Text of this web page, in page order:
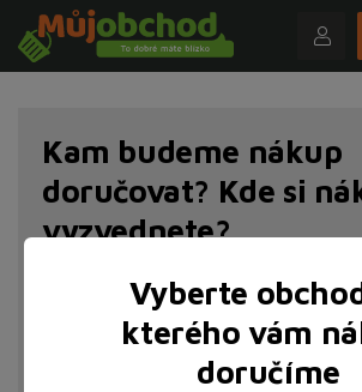
Kam budeme nákup
doručovat? Kde si
vyzvednete?
Vyberte
kterého vám
doručíme